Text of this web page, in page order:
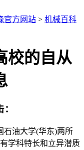
官方网站 > 机械百科
校的自从
油大学(华东)两所
学科特长和立异潜质